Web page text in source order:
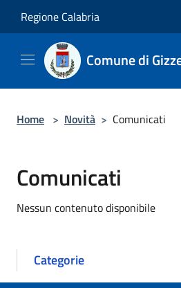
Regione Calabria
Comune di
Home > Novità > Comunicati
Comunicati
Nessun contenuto disponibile
Categorie